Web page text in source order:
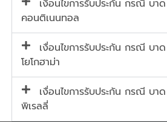
เงื่อนไขการรับประกัน กรณี บ
คอนติเนนทอล
เงื่อนไขการรับประกัน กรณี บ
โยโกฮาม่า
เงื่อนไขการรับประกัน กรณี บ
พิเรลลี่